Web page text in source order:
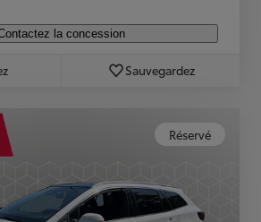
la concession
Sauvegardez
Réservé